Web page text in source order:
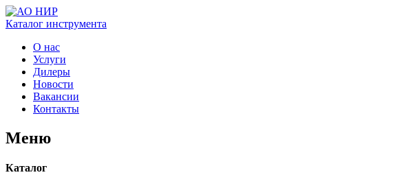
Каталог инструмента
О нас
Услуги
Дилеры
Новости
Вакансии
Контакты
Меню
Каталог